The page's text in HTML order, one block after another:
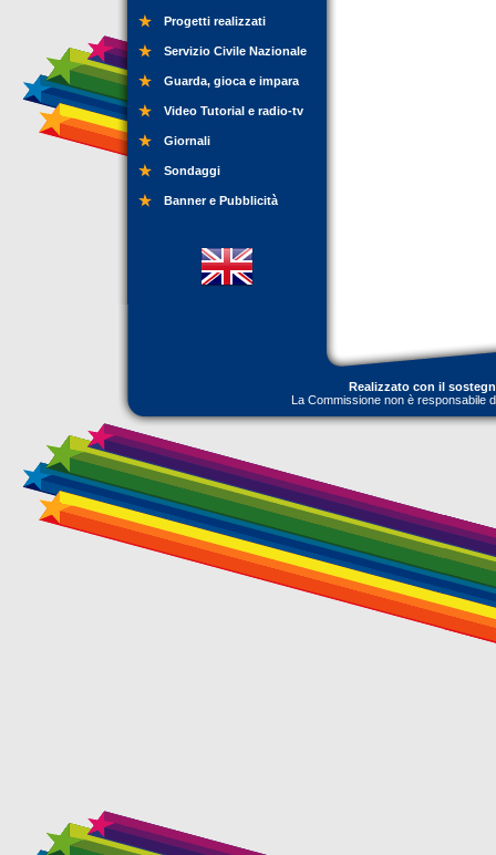
Progetti realizzati
Servizio Civile Nazionale
Guarda, gioca e impara
Video Tutorial e radio-tv
Giornali
Sondaggi
Banner e Pubblicità
Realizzato con il
La Commissione non è responsabile